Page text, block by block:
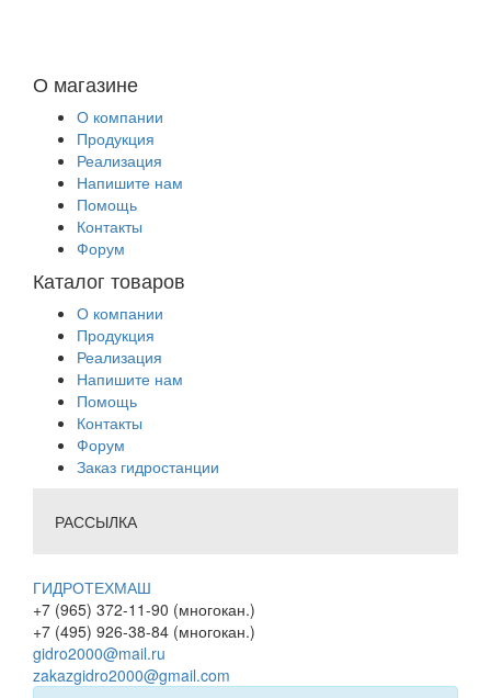
О магазине
О компании
Продукция
Реализация
Напишите нам
Помощь
Контакты
Форум
Каталог товаров
О компании
Продукция
Реализация
Напишите нам
Помощь
Контакты
Форум
Заказ гидростанции
РАССЫЛКА
ГИДРОТЕХМАШ
+7 (965) 372-11-90 (многокан.)
+7 (495) 926-38-84 (многокан.)
gidro2000@mail.ru
zakazgidro2000@gmail.com